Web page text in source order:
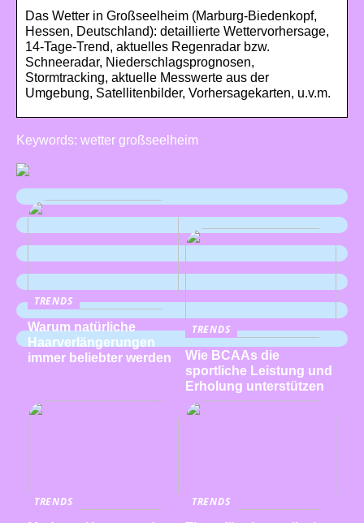
Das Wetter in Großseelheim (Marburg-Biedenkopf,
Hessen, Deutschland): detaillierte Wettervorhersage,
14-Tage-Trend, aktuelles Regenradar bzw.
Schneeradar, Niederschlagsprognosen,
Stormtracking, aktuelle Messwerte aus der
Umgebung, Satellitenbilder, Vorhersagekarten, u.v.m.
Keywords: wetter großseelheim
TRENDS
Warum natürliche
Haarverlängerungen
immer beliebter werden
TRENDS
Wie BCAAs die
sportliche Leistung und
Erholung unterstützen
TRENDS
TRENDS